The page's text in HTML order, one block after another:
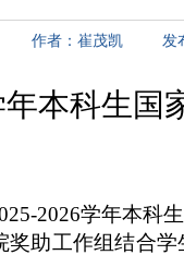
作者：崔茂凯 发布
年本科生
2026学年本科
奖助工作组结合